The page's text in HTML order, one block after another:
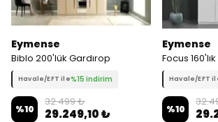
Eymense
Biblo 200'lük Gardırop
Havale/EFT ile%15 indirim
%10
32.499 ₺
29.249,10 ₺
Eymense
Focus
Havale/EFT
%10